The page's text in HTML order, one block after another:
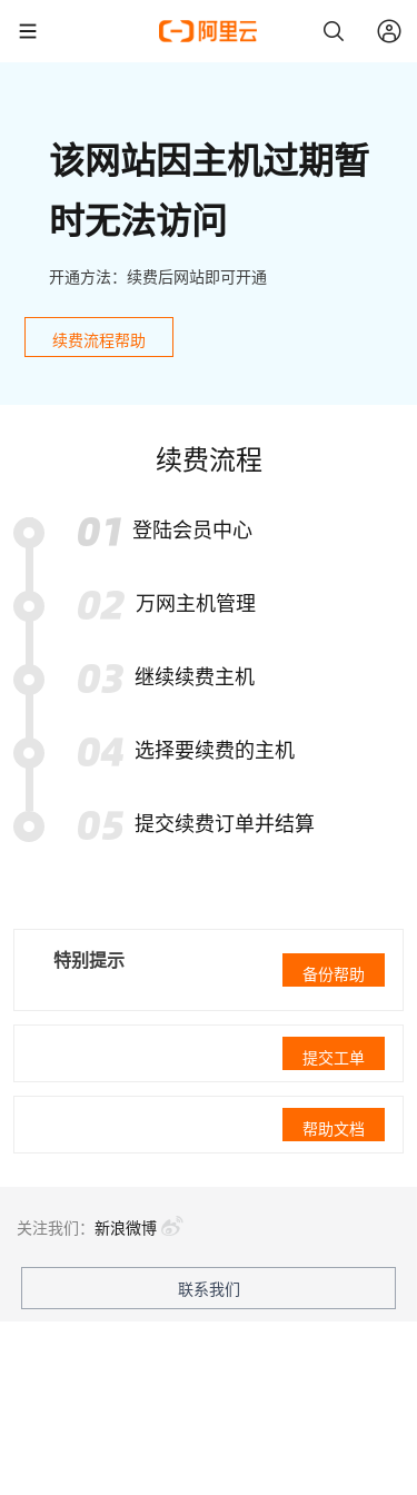
该网站因主机过期暂
时无法访问
开通方法：续费后网站即可开通
续费流程帮助
续费流程
登陆会员中心
万网主机管理
继续续费主机
选择要续费的主机
提交续费订单并结算
特别提示
备份帮助
提交工单
帮助文档